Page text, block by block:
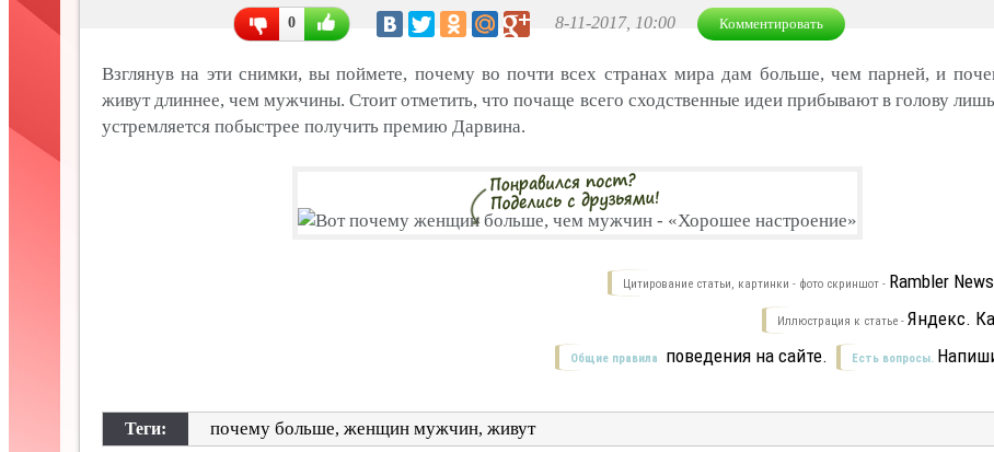
0 8-11-2017, 10:00 Комментировать
Взглянув на эти снимки, вы поймете, почему во почти всех странах мира дам больше, чем парней, и
живут длиннее, чем мужчины. Стоит отметить, что почаще всего сходственные идеи прибывают в голову
устремляется побыстрее получить премию Дарвина.
Цитирование статьи, картинки - фото скриншот - Rambler
Иллюстрация к статье - Яндекс.
Есть вопросы.
Общие правила поведения на сайте.
Теги: почему больше, женщин мужчин, живут